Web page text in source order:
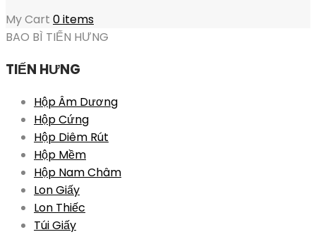
My Cart 0 items
BAO BÌ TIẾN HƯNG
TIẾN HƯNG
Hộp Âm Dương
Hộp Cứng
Hộp Diêm Rút
Hộp Mềm
Hộp Nam Châm
Lon Giấy
Lon Thiếc
Túi Giấy